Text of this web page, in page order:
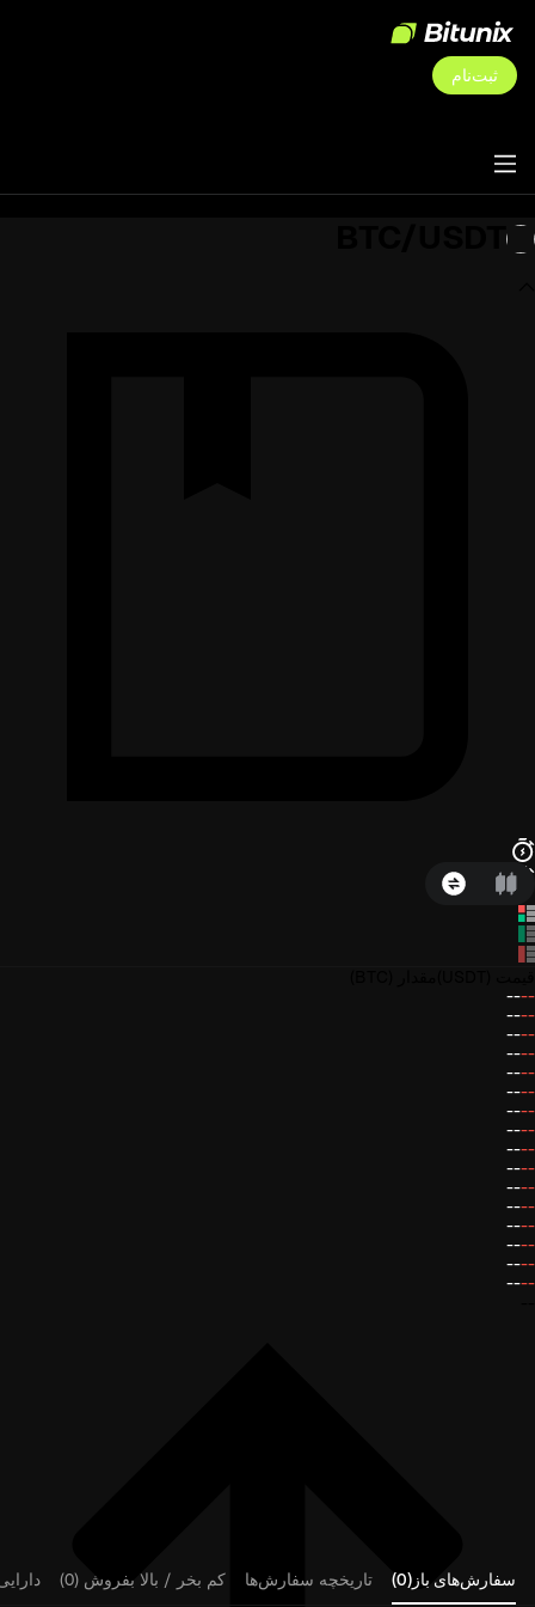
ثبت‌نام
--
--
--
--
--
--
--
--
--
--
--
--
--
--
--
--
--
--
--
--
--
--
--
--
--
--
--
--
--
--
--
--
سفارش‌های باز(0) تاریخچه سفارش‌ها کم بخر / بالا بفروش (0)